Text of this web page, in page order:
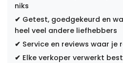
niks
✔ Getest, goedgekeurd en
heel veel andere liefhebbers
✔ Service en reviews waar
✔ Elke verkoper verwerkt